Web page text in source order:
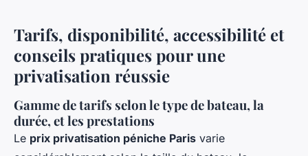
Tarifs, disponibilité, accessibilité et
conseils pratiques pour une
privatisation réussie
Gamme de tarifs selon le type de bateau, la
durée, et les prestations
Le prix privatisation péniche Paris varie